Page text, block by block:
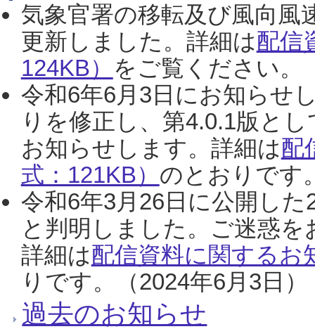
気象官署の移転及び風向風
更新しました。詳細は配信
124KB） をご覧ください。
令和6年6月3日にお知らせ
りを修正し、第4.0.1版と
お知らせします。詳細は配
式：121KB） のとおりです
令和6年3月26日に公開し
と判明しました。ご迷惑
詳細は配信資料に関するお
りです。（2024年6月3日）
過去のお知らせ